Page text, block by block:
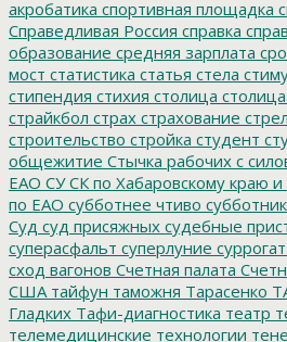
акробатика спортивная площадка
Справедливая Россия справка
образование средняя зарплата
мост статистика статья стела
стипендия стихия столица
страйкбол страх страхование
строительство стройка студент
общежитие Стычка рабочих с
ЕАО СУ СК по Хабаровскому краю
по ЕАО субботнее чтиво субботник
Суд суд присяжных судебные
суперасфальт суперлуние суррогат
сход вагонов Счетная палата
США тайфун таможня Тарасенко
Гладких Тафи-диагностика театр
телемедицинские технологии